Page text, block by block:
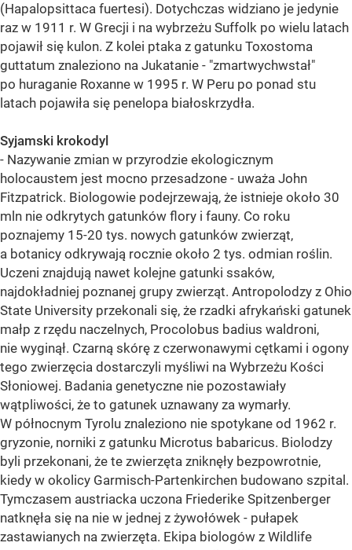
(Hapalopsittaca fuertesi). Dotychczas widziano je jedynie
raz w 1911 r. W Grecji i na wybrzeżu Suffolk po wielu latach
pojawił się kulon. Z kolei ptaka z gatunku Toxostoma
guttatum znaleziono na Jukatanie - "zmartwychwstał"
po huraganie Roxanne w 1995 r. W Peru po ponad stu
latach pojawiła się penelopa białoskrzydła.
Syjamski krokodyl
- Nazywanie zmian w przyrodzie ekologicznym
holocaustem jest mocno przesadzone - uważa John
Fitzpatrick. Biologowie podejrzewają, że istnieje około 30
mln nie odkrytych gatunków flory i fauny. Co roku
poznajemy 15-20 tys. nowych gatunków zwierząt,
a botanicy odkrywają rocznie około 2 tys. odmian roślin.
Uczeni znajdują nawet kolejne gatunki ssaków,
najdokładniej poznanej grupy zwierząt. Antropolodzy z Ohio
State University przekonali się, że rzadki afrykański gatunek
małp z rzędu naczelnych, Procolobus badius waldroni,
nie wyginął. Czarną skórę z czerwonawymi cętkami i ogony
tego zwierzęcia dostarczyli myśliwi na Wybrzeżu Kości
Słoniowej. Badania genetyczne nie pozostawiały
wątpliwości, że to gatunek uznawany za wymarły.
W północnym Tyrolu znaleziono nie spotykane od 1962 r.
gryzonie, norniki z gatunku Microtus babaricus. Biolodzy
byli przekonani, że te zwierzęta zniknęły bezpowrotnie,
kiedy w okolicy Garmisch-Partenkirchen budowano szpital.
Tymczasem austriacka uczona Friederike Spitzenberger
natknęła się na nie w jednej z żywołówek - pułapek
zastawianych na zwierzęta. Ekipa biologów z Wildlife